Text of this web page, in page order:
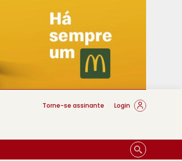
Torne-se assinante Login